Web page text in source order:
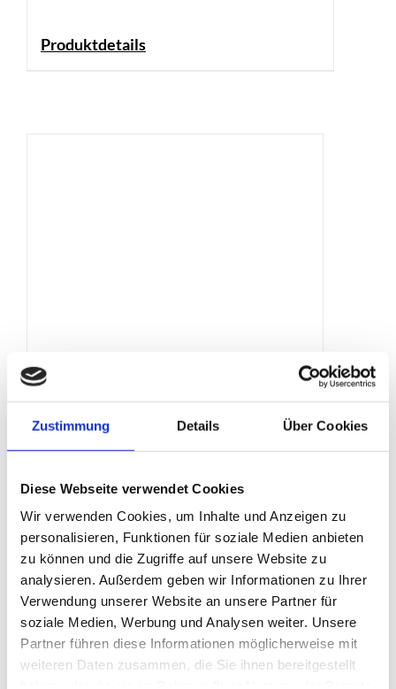
Zustimmung Details Über Cookies
Diese Webseite verwendet Cookies
Wir verwenden Cookies, um Inhalte und Anzeigen zu
personalisieren, Funktionen für soziale Medien anbieten
zu können und die Zugriffe auf unsere Website zu
analysieren. Außerdem geben wir Informationen zu Ihrer
Verwendung unserer Website an unsere Partner für
soziale Medien, Werbung und Analysen weiter. Unsere
Partner führen diese Informationen möglicherweise mit
weiteren Daten zusammen, die Sie ihnen bereitgestellt
Produktdetails
Laterneneisen
Produktdetails